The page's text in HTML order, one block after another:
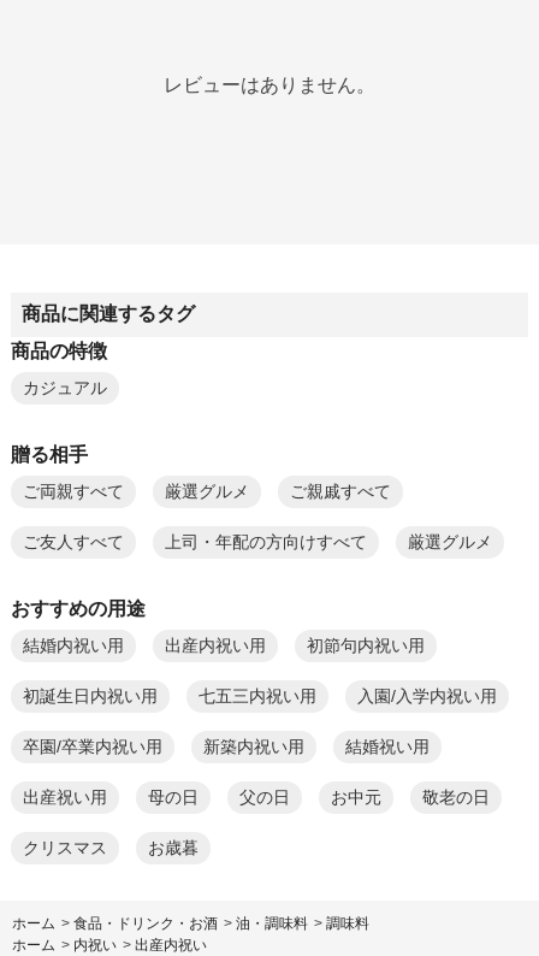
レビューはありません。
商品に関連するタグ
商品の特徴
カジュアル
贈る相手
ご両親すべて 厳選グルメ ご親戚すべて
ご友人すべて 上司・年配の方向けすべて 厳選グルメ
おすすめの用途
結婚内祝い用 出産内祝い用 初節句内祝い用
初誕生日内祝い用 七五三内祝い用 入園/入学内祝い用
卒園/卒業内祝い用 新築内祝い用 結婚祝い用
出産祝い用 母の日 父の日 お中元 敬老の日
クリスマス お歳暮
ホーム > 食品・ドリンク・お酒 > 油・調味料 > 調味料
ホーム > 内祝い > 出産内祝い